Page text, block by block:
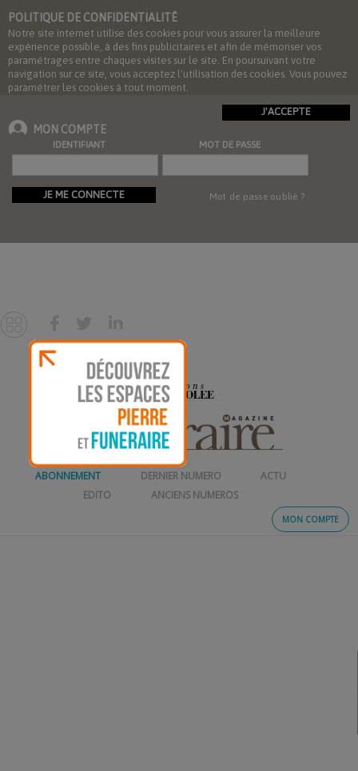
POLITIQUE DE CONFIDENTIALITÉ
Notre site internet utilise des cookies pour vous assurer la meilleure
expérience possible, à des fins publicitaires et afin de mémoriser vos
paramétrages entre chaques visites sur le site. En poursuivant votre
navigation sur ce site, vous acceptez l'utilisation des cookies. Vous pouvez
paramétrer les cookies à tout moment.
J'ACCEPTE
MON COMPTE
IDENTIFIANT MOT DE PASSE
JE ME CONNECTE Mot de passe oublié ?
MON COMPTE
ABONNEMENT DERNIER NUMERO
ACTU
EDITO
ANCIENS NUMEROS